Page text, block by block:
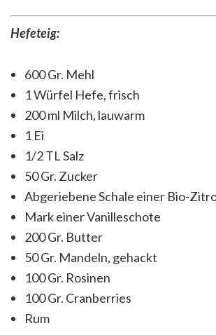
Hefeteig:
600 Gr. Mehl
1 Würfel Hefe, frisch
200 ml Milch, lauwarm
1 Ei
1/2 TL Salz
50 Gr. Zucker
Abgeriebene Schale einer Bio-
Mark einer Vanilleschote
200 Gr. Butter
50 Gr. Mandeln, gehackt
100 Gr. Rosinen
100 Gr. Cranberries
Rum